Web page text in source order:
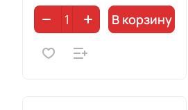
В корзину